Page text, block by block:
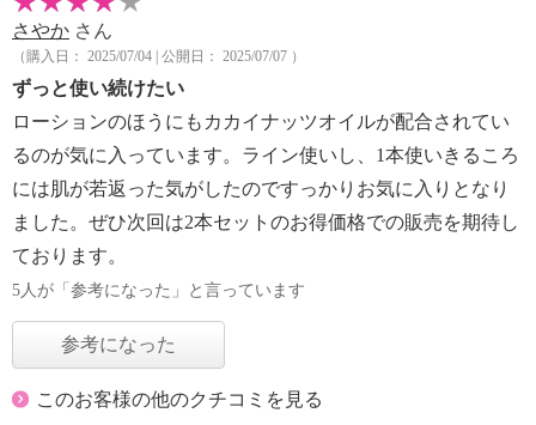
さやか さん
（購入日： 2025/07/04 | 公開日： 2025/07/07 ）
ずっと使い続けたい
ローションのほうにもカカイナッツオイルが配合されてい
るのが気に入っています。ライン使いし、1本使いきるころ
には肌が若返った気がしたのですっかりお気に入りとなり
ました。ぜひ次回は2本セットのお得価格での販売を期待し
ております。
5人が「参考になった」と言っています
参考になった
このお客様の他のクチコミを見る